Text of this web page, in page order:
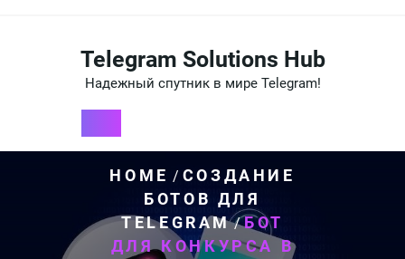
содержимомуTelegram Solutions Hub
Надежный спутник в мире Telegram!
HOME / СОЗДАНИЕ
БОТОВ ДЛЯ
TELEGRAM/БОТ
ДЛЯ КОНКУРСА В